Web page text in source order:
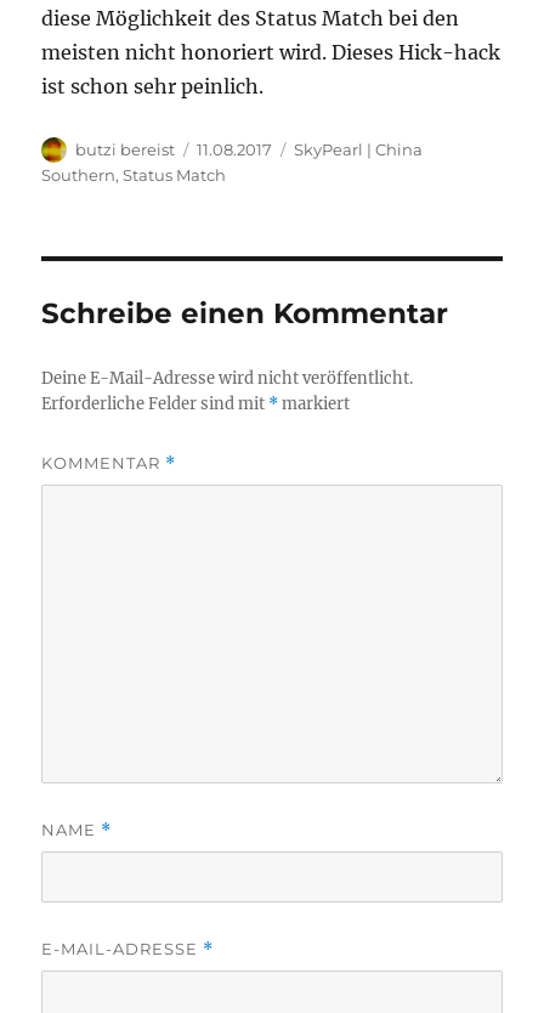
diese Möglichkeit des Status Match bei den
meisten nicht honoriert wird. Dieses Hick-hack
ist schon sehr peinlich.
Autor
butzi bereist
Veröffentlicht
am
11.08.2017 Kategorien
SkyPearl | China
Southern,Status Match
Schreibe einen Kommentar
Deine E-Mail-Adresse wird nicht veröffentlicht.
Erforderliche Felder sind mit *markiert
KOMMENTAR *
NAME *
E-MAIL-ADRESSE *